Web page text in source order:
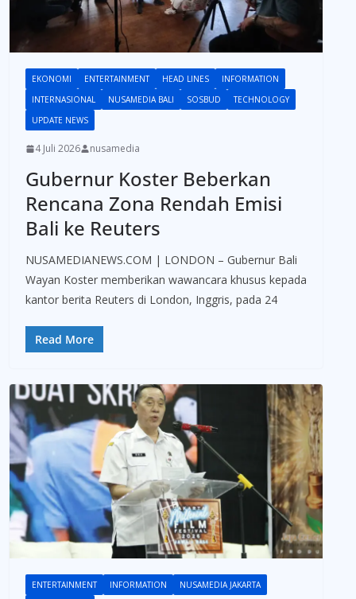
EKONOMI ENTERTAINMENT HEAD LINES
INFORMATION
INTERNASIONAL
NUSAMEDIA BALI SOSBUD
TECHNOLOGY
UPDATE NEWS
4 Juli 2026 nusamedia
Gubernur Koster Beberkan
Rencana Zona Rendah Emisi
Bali ke Reuters
NUSAMEDIANEWS.COM | LONDON – Gubernur Bali
Wayan Koster memberikan wawancara khusus kepada
kantor berita Reuters di London, Inggris, pada 24
Read More
ENTERTAINMENT INFORMATION
NUSAMEDIA JAKARTA